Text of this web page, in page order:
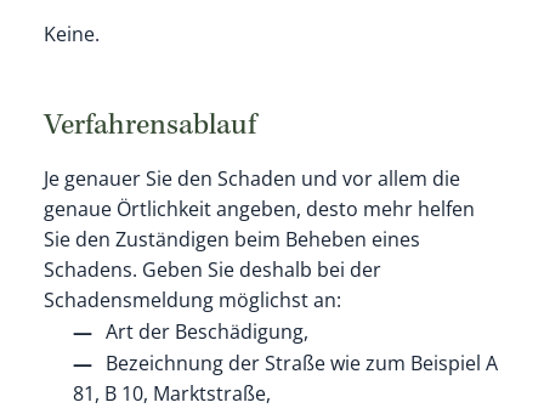
Keine.
Verfahrensablauf
Je genauer Sie den Schaden und vor allem die
genaue Örtlichkeit angeben, desto mehr helfen
Sie den Zuständigen beim Beheben eines
Schadens. Geben Sie deshalb bei der
Schadensmeldung möglichst an:
Art der Beschädigung,
Bezeichnung der Straßewie zum Beispiel A
81, B 10, Marktstraße,